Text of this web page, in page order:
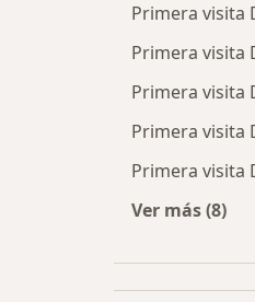
Primera visita
Primera visita
Primera visita
Primera visita
Primera visita
Ver más (8)